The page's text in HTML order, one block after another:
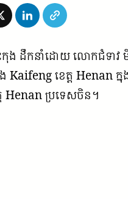
ះកុង ដឹកនាំដោយ លោកជំទ
Kaifeng ខេត្ត Henan
Henan ប្រទេសចិន។